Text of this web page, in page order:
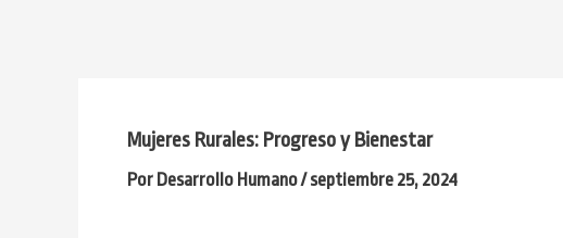
Mujeres Rurales: Progreso y Bienestar
Por Desarrollo Humano/septiembre 25, 2024